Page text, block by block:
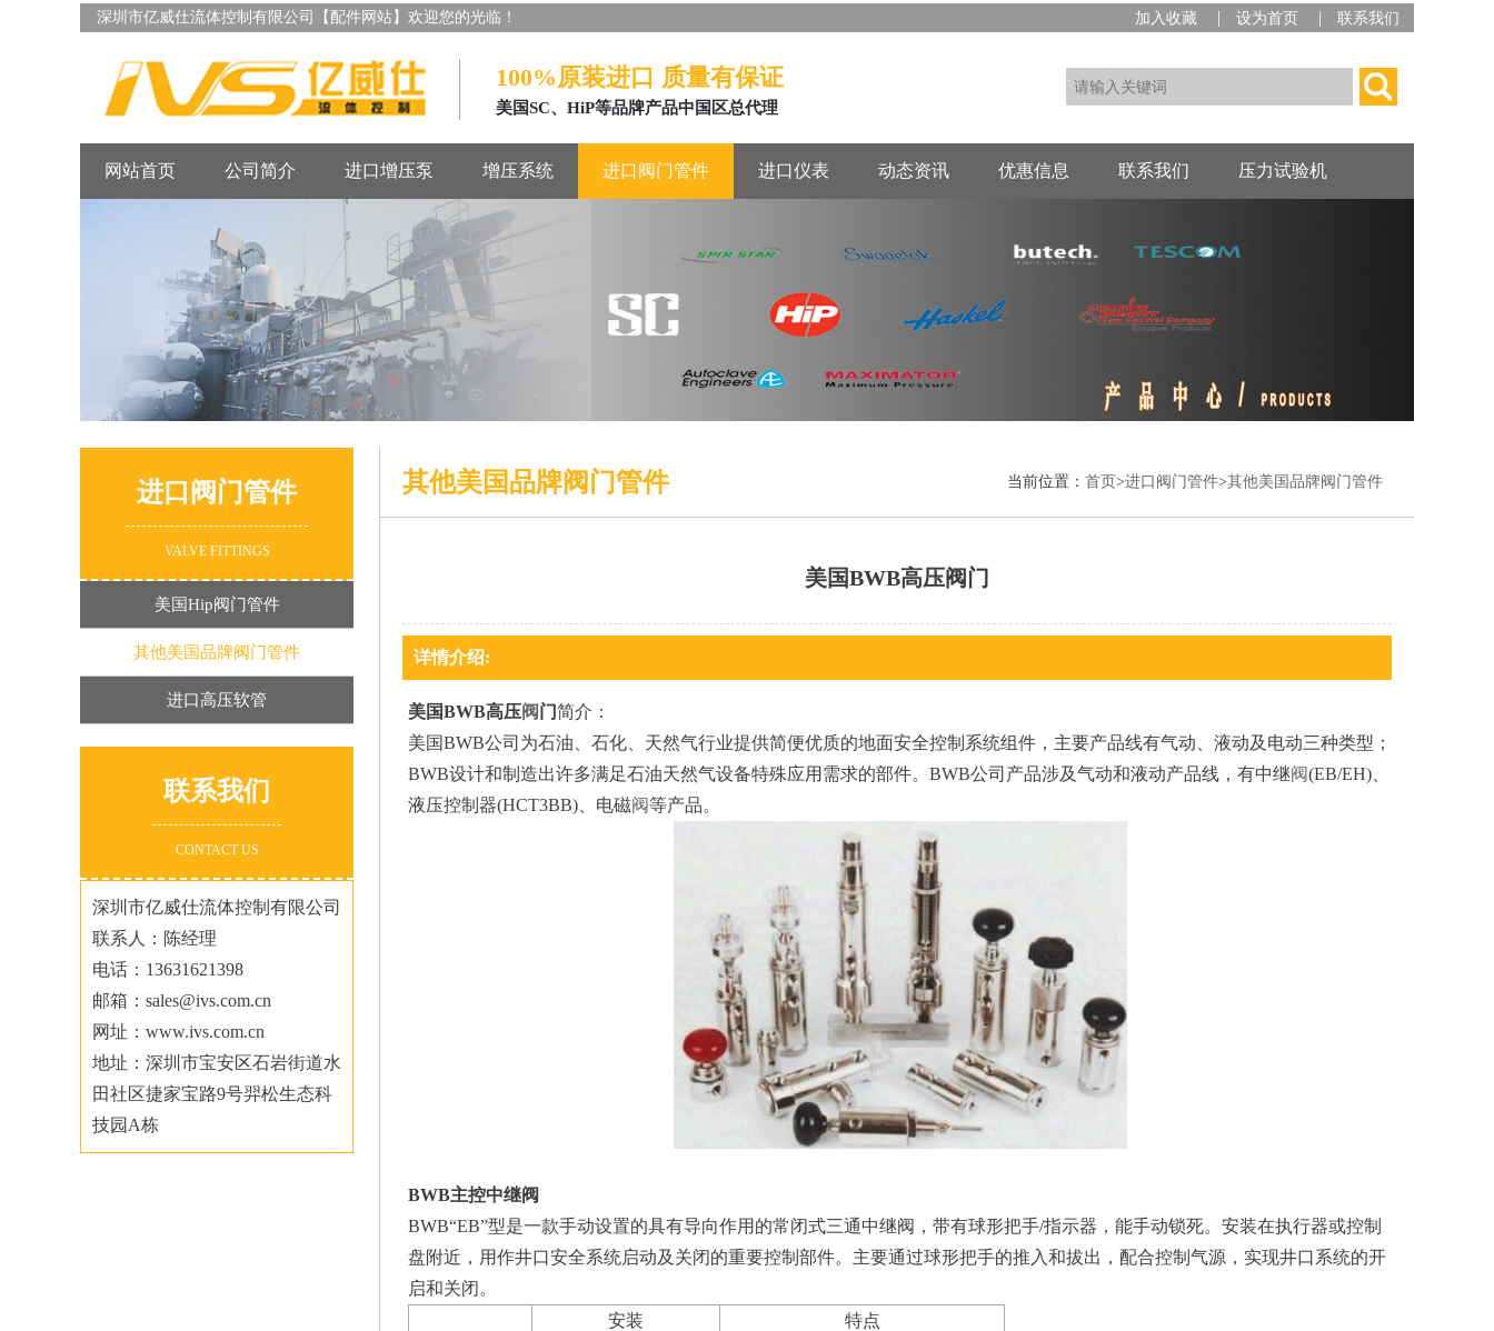
深圳市亿威仕流体控制有限公司【配件网站】欢迎您的光临！ 加入收藏 | 设为首页 | 联系我们
100%原装进口 质量有保证
美国SC、HiP等品牌产品中国区总代理
网站首页 公司简介 进口增压泵 增压系统 进口阀门管件 进口仪表 动态资讯 优惠信息 联系我们 压力试验机
进口阀门管件
VALVE FITTINGS
美国Hip阀门管件
其他美国品牌阀门管件
进口高压软管
联系我们
CONTACT US
深圳市亿威仕流体控制有限公司
联系人：陈经理
电话：13631621398
邮箱：sales@ivs.com.cn
网址：www.ivs.com.cn
地址：深圳市宝安区石岩街道水
田社区捷家宝路9号羿松生态科
技园A栋
其他美国品牌阀门管件 当前位置： 首页 >进口阀门管件>其他美国品牌阀门管件
美国BWB高压阀门
详情介绍:
美国BWB高压阀门简介：
美国BWB公司为石油、石化、天然气行业提供简便优质的地面安全控制系统组件，主要产品线有气动、液动及电动三种类型；
BWB设计和制造出许多满足石油天然气设备特殊应用需求的部件。BWB公司产品涉及气动和液动产品线，有中继阀(EB/EH)、
液压控制器(HCT3BB)、电磁阀等产品。
BWB主控中继阀
BWB“EB”型是一款手动设置的具有导向作用的常闭式三通中继阀，带有球形把手/指示器，能手动锁死。安装在执行器或控制
盘附近，用作井口安全系统启动及关闭的重要控制部件。主要通过球形把手的推入和拔出，配合控制气源，实现井口系统的开
启和关闭。
安装
特点